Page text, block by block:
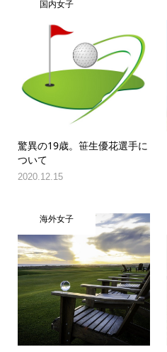
国内女子
驚異の19歳。笹生優花選手に
ついて
2020.12.15
海外女子